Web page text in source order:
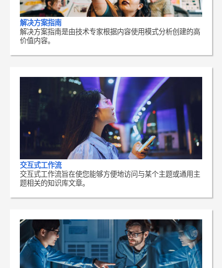
解决方案指南
解决方案指南是由技术专家根据内容使用模式分析创建的高
价值内容。
交互式工作流
交互式工作流旨在使您能够方便地访问与某个主题或通用主
题相关的知识库文章。